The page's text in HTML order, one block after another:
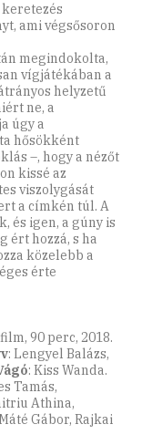
ami végsősoron
megindokolta,
vígjátékában a
helyzetű
ne, a
úgy a
hősökként
–, hogy a nézőt
kissé az
viszolygását
a címkén túl. A
és igen, a gúny is
ért hozzá, s ha
közelebb a
érte
90 perc, 2018.
: Lengyel Balázs,
: Kiss Wanda.
Tamás,
Athina,
Gábor, Rajkai